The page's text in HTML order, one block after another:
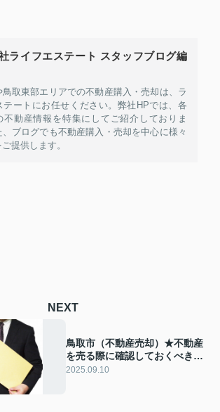
ライフエステート スタッフブログ編
鳥取東部エリアでの不動産購入・売却は、ラ
テートにお任せください。弊社HPでは、各
不動産情報を特集にしてご紹介しておりま
ブログでも不動産購入・売却を中心に様々
提供します。
NEXT
鳥取市（不動産売却）★不動産
を売る際に確認しておくべき名
義や物件の状態などについて解
2025.09.10